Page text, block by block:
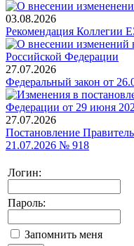
03.08.2026
Рекомендация Коллегии
27.07.2026
Федеральный закон от
27.07.2026
Постановление
21.07.2026 № 918
Логин:
Пароль:
Запомнить меня